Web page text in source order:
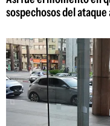
sospechosos del